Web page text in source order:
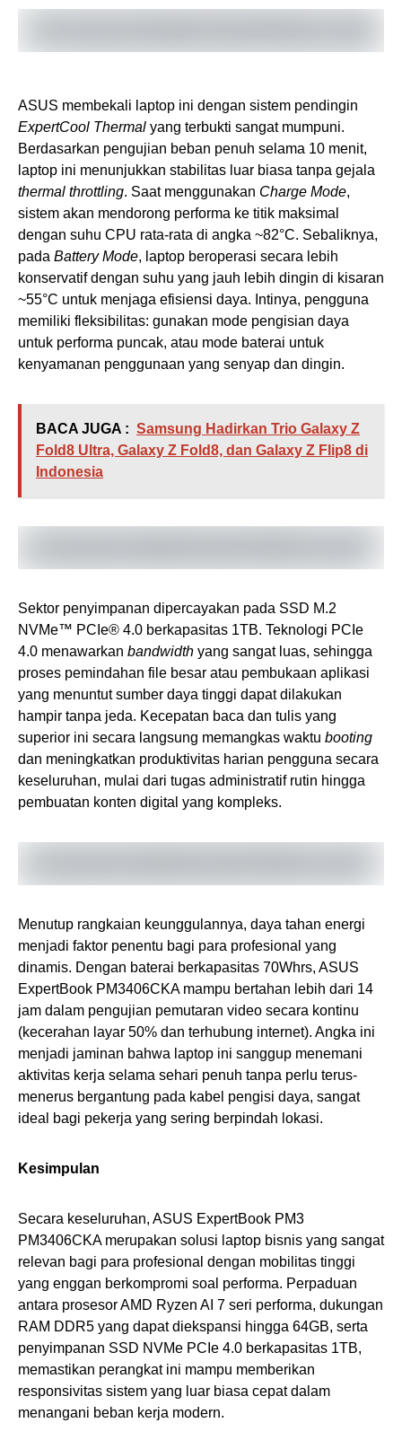
ASUS membekali laptop ini dengan sistem pendingin
ExpertCool Thermal yang terbukti sangat mumpuni.
Berdasarkan pengujian beban penuh selama 10 menit,
laptop ini menunjukkan stabilitas luar biasa tanpa gejala
thermal throttling. Saat menggunakan Charge Mode,
sistem akan mendorong performa ke titik maksimal
dengan suhu CPU rata-rata di angka ~82°C. Sebaliknya,
pada Battery Mode, laptop beroperasi secara lebih
konservatif dengan suhu yang jauh lebih dingin di kisaran
~55°C untuk menjaga efisiensi daya. Intinya, pengguna
memiliki fleksibilitas: gunakan mode pengisian daya
untuk performa puncak, atau mode baterai untuk
kenyamanan penggunaan yang senyap dan dingin.
BACA JUGA : Samsung Hadirkan Trio Galaxy Z
Fold8 Ultra, Galaxy Z Fold8, dan Galaxy Z Flip8 di
Indonesia
Sektor penyimpanan dipercayakan pada SSD M.2
NVMe™ PCIe® 4.0 berkapasitas 1TB. Teknologi PCIe
4.0 menawarkan bandwidth yang sangat luas, sehingga
proses pemindahan file besar atau pembukaan aplikasi
yang menuntut sumber daya tinggi dapat dilakukan
hampir tanpa jeda. Kecepatan baca dan tulis yang
superior ini secara langsung memangkas waktu booting
dan meningkatkan produktivitas harian pengguna secara
keseluruhan, mulai dari tugas administratif rutin hingga
pembuatan konten digital yang kompleks.
Menutup rangkaian keunggulannya, daya tahan energi
menjadi faktor penentu bagi para profesional yang
dinamis. Dengan baterai berkapasitas 70Whrs, ASUS
ExpertBook PM3406CKA mampu bertahan lebih dari 14
jam dalam pengujian pemutaran video secara kontinu
(kecerahan layar 50% dan terhubung internet). Angka ini
menjadi jaminan bahwa laptop ini sanggup menemani
aktivitas kerja selama sehari penuh tanpa perlu terus-
menerus bergantung pada kabel pengisi daya, sangat
ideal bagi pekerja yang sering berpindah lokasi.
Kesimpulan
Secara keseluruhan, ASUS ExpertBook PM3
PM3406CKA merupakan solusi laptop bisnis yang sangat
relevan bagi para profesional dengan mobilitas tinggi
yang enggan berkompromi soal performa. Perpaduan
antara prosesor AMD Ryzen AI 7 seri performa, dukungan
RAM DDR5 yang dapat diekspansi hingga 64GB, serta
penyimpanan SSD NVMe PCIe 4.0 berkapasitas 1TB,
memastikan perangkat ini mampu memberikan
responsivitas sistem yang luar biasa cepat dalam
menangani beban kerja modern.